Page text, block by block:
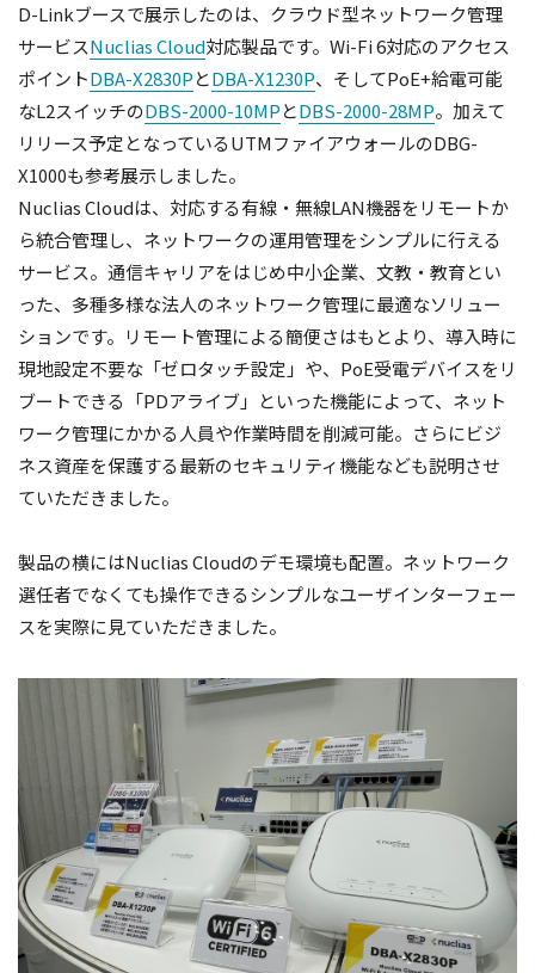
D-Linkブースで展示したのは、クラウド型ネットワーク管理
サービスNuclias Cloud対応製品です。Wi-Fi 6対応のアクセス
ポイントDBA-X2830PとDBA-X1230P、そしてPoE+給電可能
なL2スイッチのDBS-2000-10MPとDBS-2000-28MP。加えて
リリース予定となっているUTMファイアウォールのDBG-
X1000も参考展示しました。
Nuclias Cloudは、対応する有線・無線LAN機器をリモートか
ら統合管理し、ネットワークの運用管理をシンプルに行える
サービス。通信キャリアをはじめ中小企業、文教・教育とい
った、多種多様な法人のネットワーク管理に最適なソリュー
ションです。リモート管理による簡便さはもとより、導入時に
現地設定不要な「ゼロタッチ設定」や、PoE受電デバイスをリ
ブートできる「PDアライブ」といった機能によって、ネット
ワーク管理にかかる人員や作業時間を削減可能。さらにビジ
ネス資産を保護する最新のセキュリティ機能なども説明させ
ていただきました。
製品の横にはNuclias Cloudのデモ環境も配置。ネットワーク
選任者でなくても操作できるシンプルなユーザインターフェー
スを実際に見ていただきました。